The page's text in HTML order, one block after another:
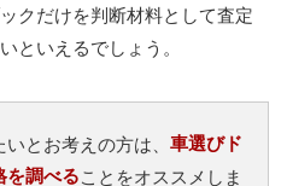
クだけを判断材料として査定
といえるでしょう。
とお考えの方は、 車選びド
を調べることをオススメしま